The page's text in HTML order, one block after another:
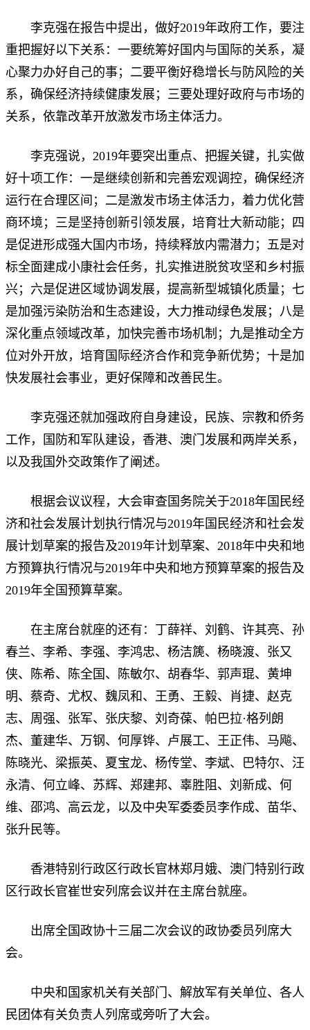
李克强在报告中提出，做好2019年政府工作，要注
重把握好以下关系：一要统筹好国内与国际的关系，凝
心聚力办好自己的事；二要平衡好稳增长与防风险的关
系，确保经济持续健康发展；三要处理好政府与市场的
关系，依靠改革开放激发市场主体活力。
李克强说，2019年要突出重点、把握关键，扎实做
好十项工作：一是继续创新和完善宏观调控，确保经济
运行在合理区间；二是激发市场主体活力，着力优化营
商环境；三是坚持创新引领发展，培育壮大新动能；四
是促进形成强大国内市场，持续释放内需潜力；五是对
标全面建成小康社会任务，扎实推进脱贫攻坚和乡村振
兴；六是促进区域协调发展，提高新型城镇化质量；七
是加强污染防治和生态建设，大力推动绿色发展；八是
深化重点领域改革，加快完善市场机制；九是推动全方
位对外开放，培育国际经济合作和竞争新优势；十是加
快发展社会事业，更好保障和改善民生。
李克强还就加强政府自身建设，民族、宗教和侨务
工作，国防和军队建设，香港、澳门发展和两岸关系，
以及我国外交政策作了阐述。
根据会议议程，大会审查国务院关于2018年国民经
济和社会发展计划执行情况与2019年国民经济和社会发
展计划草案的报告及2019年计划草案、2018年中央和地
方预算执行情况与2019年中央和地方预算草案的报告及
2019年全国预算草案。
在主席台就座的还有：丁薛祥、刘鹤、许其亮、孙
春兰、李希、李强、李鸿忠、杨洁篪、杨晓渡、张又
侠、陈希、陈全国、陈敏尔、胡春华、郭声琨、黄坤
明、蔡奇、尤权、魏凤和、王勇、王毅、肖捷、赵克
志、周强、张军、张庆黎、刘奇葆、帕巴拉·格列朗
杰、董建华、万钢、何厚铧、卢展工、王正伟、马飚、
陈晓光、梁振英、夏宝龙、杨传堂、李斌、巴特尔、汪
永清、何立峰、苏辉、郑建邦、辜胜阻、刘新成、何
维、邵鸿、高云龙，以及中央军委委员李作成、苗华、
张升民等。
香港特别行政区行政长官林郑月娥、澳门特别行政
区行政长官崔世安列席会议并在主席台就座。
出席全国政协十三届二次会议的政协委员列席大
会。
中央和国家机关有关部门、解放军有关单位、各人
民团体有关负责人列席或旁听了大会。